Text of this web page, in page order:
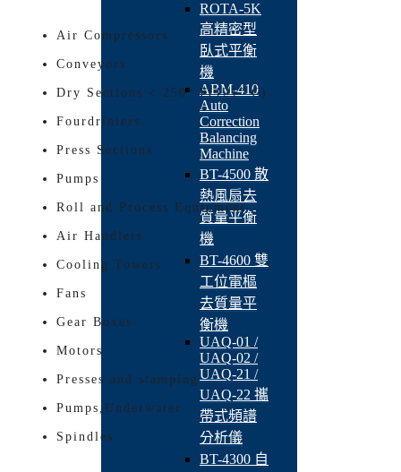
ROTA-5K
高精密型
臥式平衡
機
ABM-410
Auto
Correction
Balancing
Machine
BT-4500 散
熱風扇去
質量平衡
機
BT-4600 雙
工位電樞
去質量平
衡機
UAQ-01 /
UAQ-02 /
UAQ-21 /
UAQ-22 攜
帶式頻譜
分析儀
BT-4300 自
Air Compressors
Conveyors
Dry Sections < 250° F(121° C)
Fourdriniers
Press Sections
Pumps
Roll and Process Equipment
Air Handlers
Cooling Towers
Fans
Gear Boxes
Motors
Presses and stamping
Pumps,Underwater
Spindles